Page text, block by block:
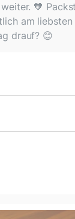
🧡
am
drauf? 😊